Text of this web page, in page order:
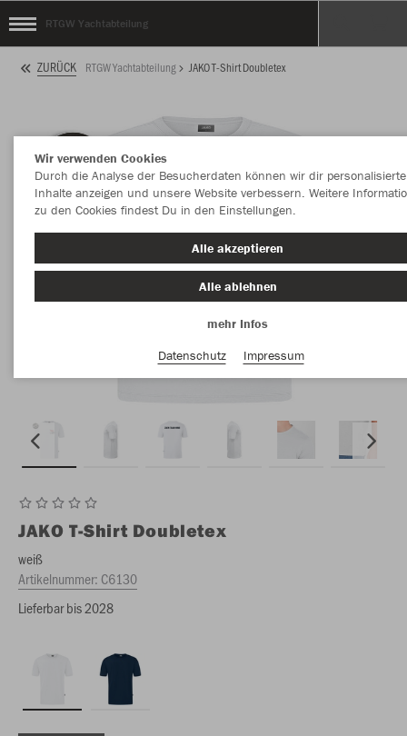
RTGW Yachtabteilung
ZURÜCK RTGW Yachtabteilung JAKO T-Shirt Doubletex
JAKO T-Shirt Doubletex
weiß
Artikelnummer: C6130
Lieferbar bis 2028
Wir verwenden Cookies
Durch die Analyse der Besucherdaten können wir dir personalisierte
Inhalte anzeigen und unsere Website verbessern. Weitere
zu den Cookies findest Du in den Einstellungen.
Alle akzeptieren
Alle ablehnen
mehr Infos
Datenschutz
Impressum